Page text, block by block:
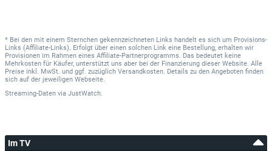
* Bei den mit einem Sternchen gekennzeichneten Links handelt es sich um Provisions-
Links (Affiliate-Links). Erfolgt über einen solchen Link eine Bestellung, erhalten wir
Provisionen im Rahmen eines Affiliate-Partnerprogramms. Das bedeutet keine
Mehrkosten für Käufer, unterstützt uns aber bei der Finanzierung dieser Website. Alle
Preise inkl. MwSt. und ggf. zuzüglich Versandkosten. Details zu den Angeboten finden
sich auf der jeweiligen Webseite.
Streaming-Daten via JustWatch.
Im TV